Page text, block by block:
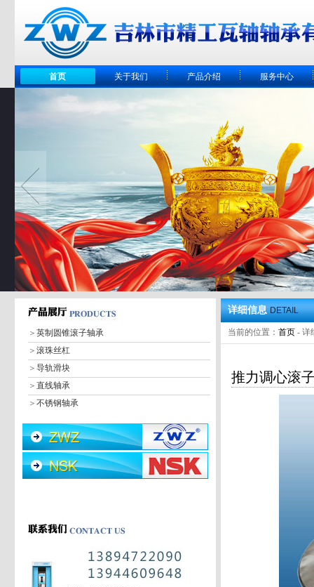
首页 关于我们 产品介绍 服务中心
＞ 英制圆锥滚子轴承
＞ 滚珠丝杠
＞ 导轨滑块
＞ 直线轴承
＞ 不锈钢轴承
＞调心球轴承
＞圆柱滚子轴承
＞调心滚子轴承
＞推力调心滚子轴承
＞轴承皮带
轴承加热器
详细信息DETAIL
当前的位置： 首页 - 详
推力调心滚